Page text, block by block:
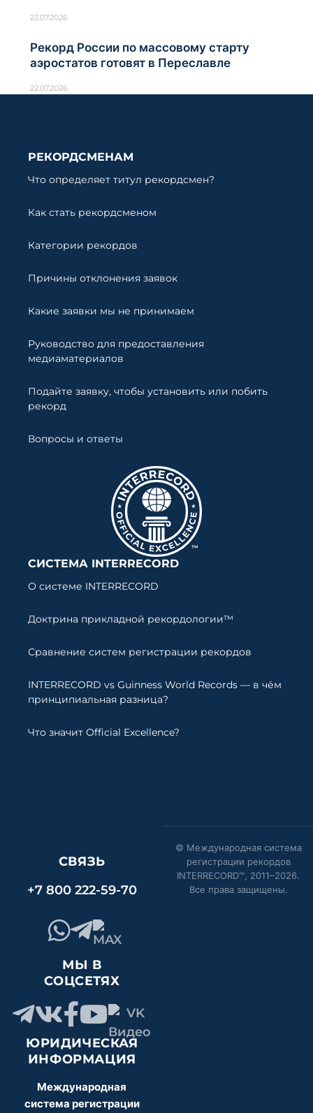
23.07.2026
Рекорд России по массовому старту
аэростатов готовят в Переславле
22.07.2026
РЕКОРДСМЕНАМ
Что определяет титул рекордсмен?
Как стать рекордсменом
Категории рекордов
Причины отклонения заявок
Какие заявки мы не принимаем
Руководство для предоставления
медиаматериалов
Подайте заявку, чтобы установить или побить
рекорд
Вопросы и ответы
СИСТЕМА INTERRECORD
О системе INTERRECORD
Доктрина прикладной рекордологии™
Сравнение систем регистрации рекордов
INTERRECORD vs Guinness World Records — в чём
принципиальная разница?
Что значит Official Excellence?
СВЯЗЬ
+7 800 222-59-70
МЫ В
СОЦСЕТЯХ
ЮРИДИЧЕСКАЯ
ИНФОРМАЦИЯ
Международная
система регистрации
© Международная система
регистрации рекордов
INTERRECORD™, 2011–2026.
Все права защищены.